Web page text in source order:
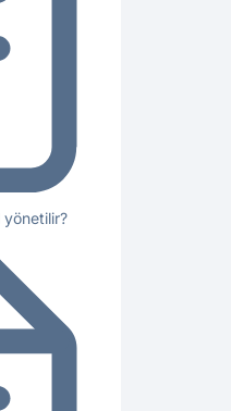
yönetilir?